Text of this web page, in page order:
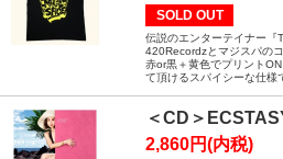
SOLD OUT
伝説のエンターテイナー『
420Recordzとマジスパの
赤or黒＋黄色でプリント
て頂けるスパイシーな仕
＜CD＞
2,860円(内税)